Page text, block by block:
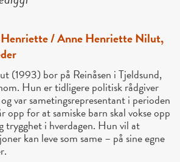
Henriette / Anne Henriette Nilut,
(1993) bor på Reinåsen i Tjeldsund,
Hun er tidligere politisk rådgiver
var sametingsrepresentant i perioden
opp for at samiske barn skal vokse opp
trygghet i hverdagen. Hun vil at
kan leve som same – på sine egne